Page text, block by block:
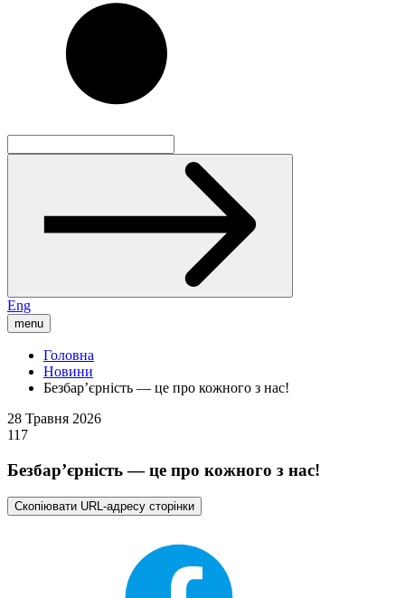
Eng
menu
Головна
Новини
Безбар’єрність — це про кожного з нас!
28 Травня 2026
117
Безбар’єрність — це про кожного з нас!
Скопіювати URL-адресу сторінки